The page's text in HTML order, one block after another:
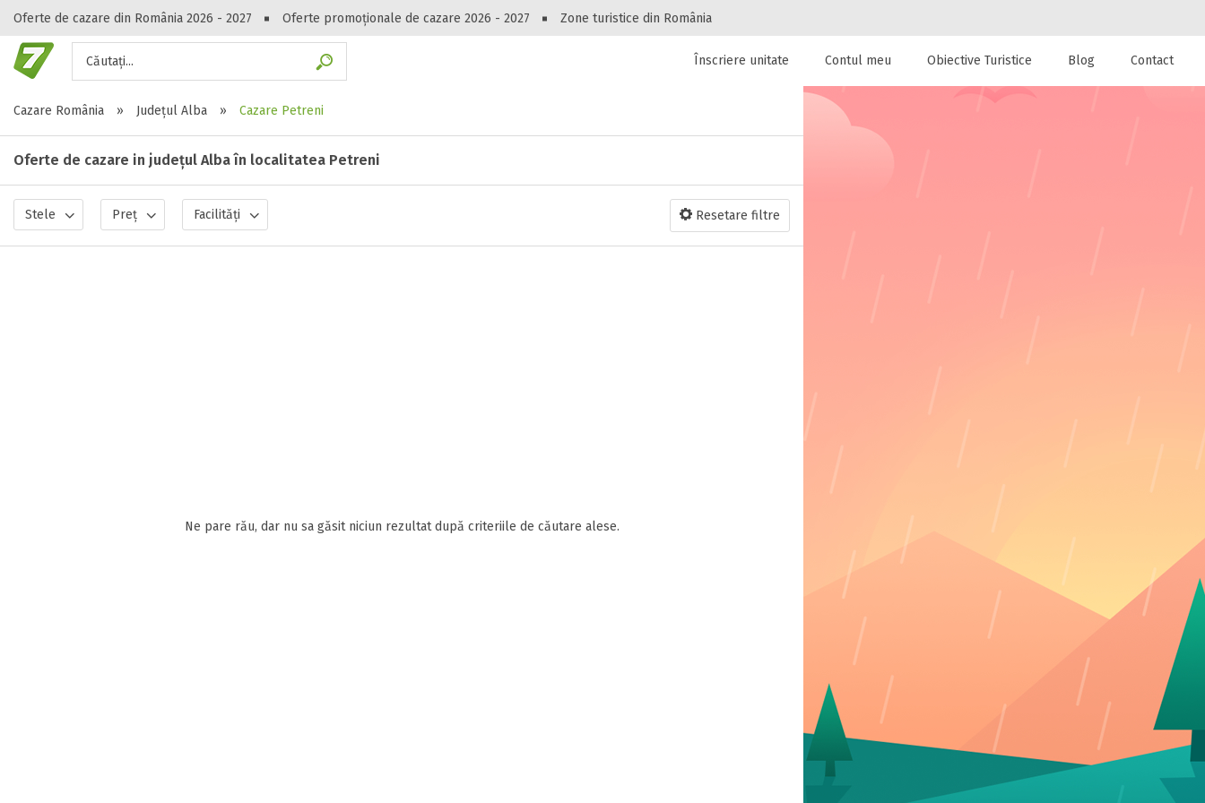
Oferte de cazare din România 2026 - 2027 Oferte promoționale de cazare 2026 - 2027 Zone turistice din România
Căutați...
Peste 10549 oferte de cazare!
Gasești hoteluri, pensiuni, vile, apartamente sau alte unitați de cazare la
Înscriere unitate Contul meu Obiective Turistice Blog Contact
Cazare România
» Județul Alba » Cazare Petreni
Oferte de cazare in județul Alba în localitatea Petreni
Stele Preț Facilități Resetare filtre
Ne pare rău, dar nu sa găsit niciun rezultat după criteriile de căutare alese.